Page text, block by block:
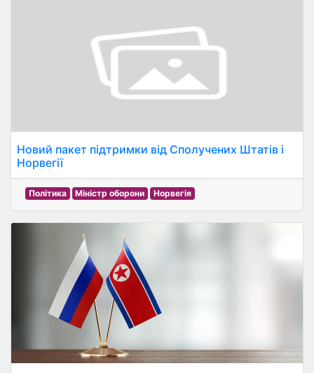
Новий пакет підтримки від Сполучених Штатів і
Норвегії
Політика Міністр оборони Норвегія